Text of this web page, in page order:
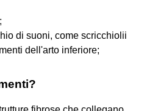
di suoni, come scricchiolii
dell'arto inferiore;